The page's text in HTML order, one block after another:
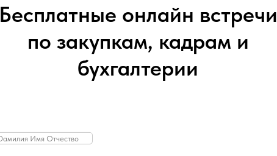
Бесплатные онлайн встречи
по закупкам, кадрам и
бухгалтерии